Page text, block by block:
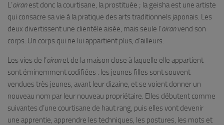
L’oiranest donc la courtisane, la prostituée ; la geisha est une artiste
qui consacre sa vie à la pratique des arts traditionnels japonais. Les
deux divertissent une clientèle aisée, mais seule l’oiranvend son
corps. Un corps qui ne lui appartient plus, d’ailleurs.
Les vies de l’oiranet de la maison close à laquelle elle appartient
sont éminemment codifiées : les jeunes filles sont souvent
vendues très jeunes, avant leur dizaine, et se voient donner un
nouveau nom par leur nouveau propriétaire. Elles débutent comme
suivantes d’une courtisane de haut rang, puis elles vont devenir
une apprentie, apprendre les techniques, les postures, les mots et